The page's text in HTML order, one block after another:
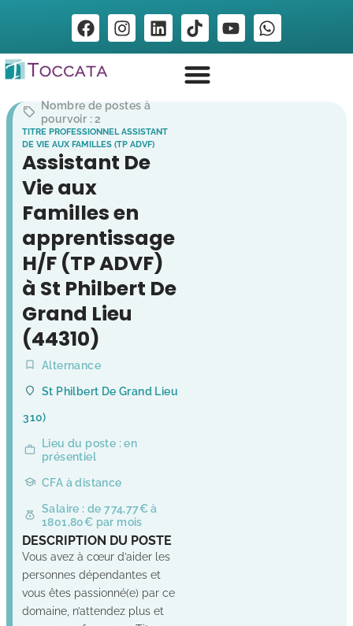
Nombre de postes à
pourvoir : 2
TITRE PROFESSIONNEL ASSISTANT
DE VIE AUX FAMILLES (TP ADVF)
Assistant De
Vie aux
Familles en
apprentissage
H/F (TP ADVF)
à St Philbert De
Grand Lieu
(44310)
Alternance
St Philbert De Grand Lieu
(44310)
Lieu du poste : en
présentiel
CFA à distance
Salaire : de 774,77€ à
1801,80€ par mois
DESCRIPTION DU POSTE
Vous avez à cœur d’aider les
personnes dépendantes et
vous êtes passionné(e) par ce
domaine, n’attendez plus et